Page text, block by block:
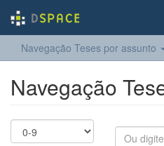
Navegação Teses por assunto
Navegação